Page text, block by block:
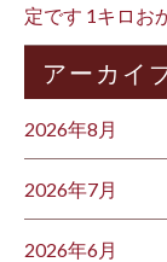
定です 1キロお
アーカイ
2026年8月
2026年7月
2026年6月